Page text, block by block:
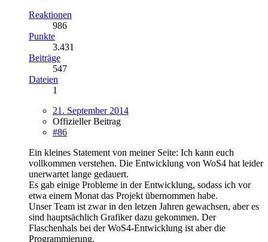
Reaktionen
986
Punkte
3.431
Beiträge
547
Dateien
1
21. September 2014
Offizieller Beitrag
#86
Ein kleines Statement von meiner Seite: Ich kann euch
vollkommen verstehen. Die Entwicklung von WoS4 hat leider
unerwartet lange gedauert.
Es gab einige Probleme in der Entwicklung, sodass ich vor
etwa einem Monat das Projekt übernommen habe.
Unser Team ist zwar in den letzen Jahren gewachsen, aber es
sind hauptsächlich Grafiker dazu gekommen. Der
Flaschenhals bei der WoS4-Entwicklung ist aber die
Programmierung.